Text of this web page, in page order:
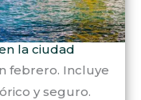
la ciudad
febrero. Incluye
y seguro.